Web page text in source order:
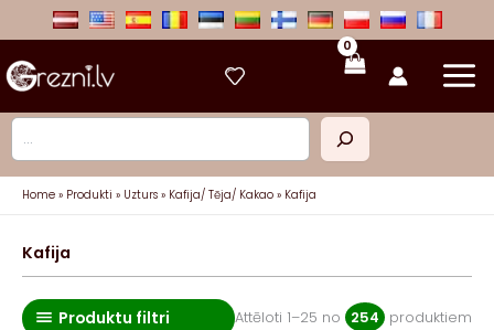
Meklēt
Home Produkti Uzturs Kafija/ Tēja/ Kakao Kafija
Kafija
Produktu filtri Attēloti 1–25 no 254 produktiem